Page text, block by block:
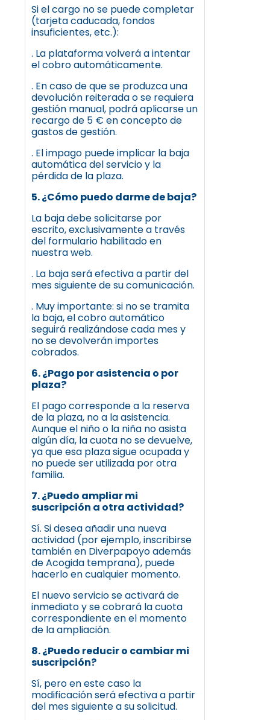
Si el cargo no se puede completar
(tarjeta caducada, fondos
insuficientes, etc.):
. La plataforma volverá a intentar
el cobro automáticamente.
. En caso de que se produzca una
devolución reiterada o se requiera
gestión manual, podrá aplicarse un
recargo de 5 € en concepto de
gastos de gestión.
. El impago puede implicar la baja
automática del servicio y la
pérdida de la plaza.
5. ¿Cómo puedo darme de baja?
La baja debe solicitarse por
escrito, exclusivamente a través
del formulario habilitado en
nuestra web.
. La baja será efectiva a partir del
mes siguiente de su comunicación.
. Muy importante: si no se tramita
la baja, el cobro automático
seguirá realizándose cada mes y
no se devolverán importes
cobrados.
6. ¿Pago por asistencia o por
plaza?
El pago corresponde a la reserva
de la plaza, no a la asistencia.
Aunque el niño o la niña no asista
algún día, la cuota no se devuelve,
ya que esa plaza sigue ocupada y
no puede ser utilizada por otra
familia.
7. ¿Puedo ampliar mi
suscripción a otra actividad?
Sí. Si desea añadir una nueva
actividad (por ejemplo, inscribirse
también en Diverpapoyo además
de Acogida temprana), puede
hacerlo en cualquier momento.
El nuevo servicio se activará de
inmediato y se cobrará la cuota
correspondiente en el momento
de la ampliación.
8. ¿Puedo reducir o cambiar mi
suscripción?
Sí, pero en este caso la
modificación será efectiva a partir
del mes siguiente a su solicitud.